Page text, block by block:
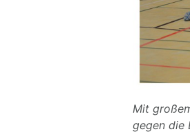
Mit
gegen die